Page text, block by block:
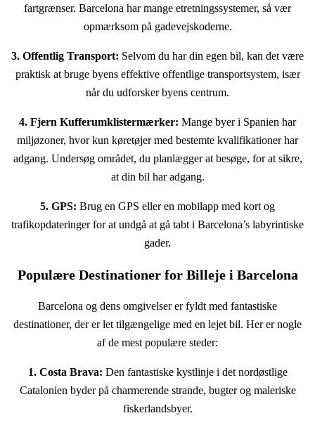
fartgrænser. Barcelona har mange etretningssystemer, så vær
opmærksom på gadevejskoderne.
3. Offentlig Transport: Selvom du har din egen bil, kan det være
praktisk at bruge byens effektive offentlige transportsystem, især
når du udforsker byens centrum.
4. Fjern Kufferumklistermærker: Mange byer i Spanien har
miljøzoner, hvor kun køretøjer med bestemte kvalifikationer har
adgang. Undersøg området, du planlægger at besøge, for at sikre,
at din bil har adgang.
5. GPS: Brug en GPS eller en mobilapp med kort og
trafikopdateringer for at undgå at gå tabt i Barcelona’s labyrintiske
gader.
Populære Destinationer for Billeje i Barcelona
Barcelona og dens omgivelser er fyldt med fantastiske
destinationer, der er let tilgængelige med en lejet bil. Her er nogle
af de mest populære steder:
1. Costa Brava: Den fantastiske kystlinje i det nordøstlige
Catalonien byder på charmerende strande, bugter og maleriske
fiskerlandsbyer.